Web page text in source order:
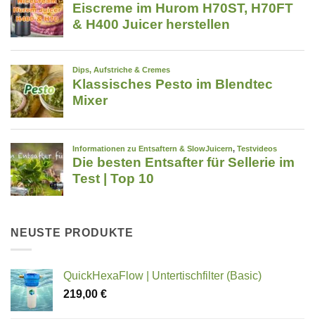
NEUSTE PRODUKTE
QuickHexaFlow | Untertischfilter (Basic)
219,00 €